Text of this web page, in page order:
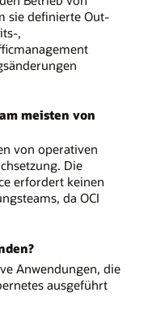
sie definierte Out-
,
meisten von
von operativen
Die
erfordert keinen
da OCI
Anwendungen, die
ausgeführt